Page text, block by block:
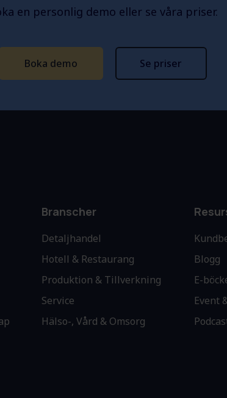
en personlig demo eller se våra priser.
Boka demo Se priser
Branscher
Detaljhandel
Hotell & Restaurang
Produktion & Tillverkning
Service
Hälso-, Vård & Omsorg
Blogg
E-
Event